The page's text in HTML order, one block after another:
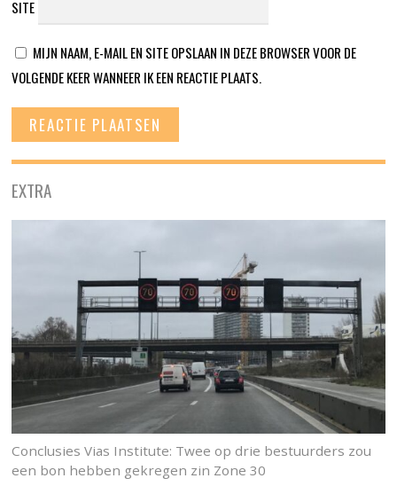
SITE
MIJN NAAM, E-MAIL EN SITE OPSLAAN IN DEZE BROWSER VOOR DE
VOLGENDE KEER WANNEER IK EEN REACTIE PLAATS.
EXTRA
Conclusies Vias Institute: Twee op drie bestuurders zou
een bon hebben gekregen zin Zone 30